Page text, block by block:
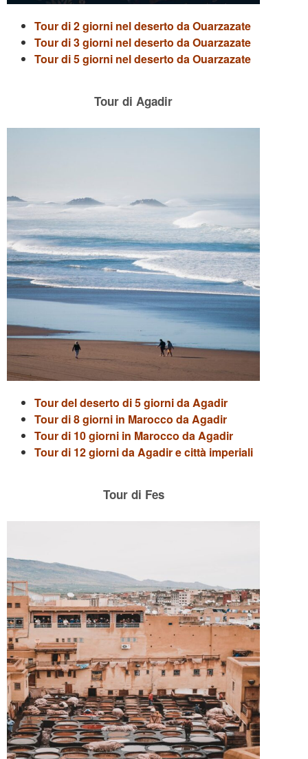
Tour di 2 giorni nel deserto da Ouarzazate
Tour di 3 giorni nel deserto da Ouarzazate
Tour di 5 giorni nel deserto da Ouarzazate
Tour di Agadir
Tour del deserto di 5 giorni da Agadir
Tour di 8 giorni in Marocco da Agadir
Tour di 10 giorni in Marocco da Agadir
Tour di 12 giorni da Agadir e città imperiali
Tour di Fes